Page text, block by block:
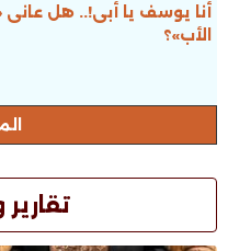
أنا يوسف يا أبى!.. هل
الأب»؟